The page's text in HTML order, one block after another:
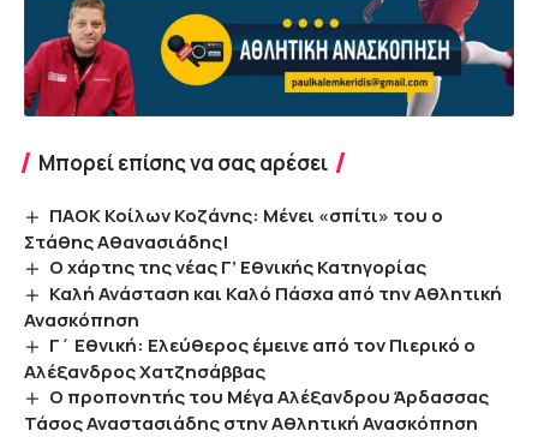
Μπορεί επίσης να σας αρέσει
ΠΑΟΚ Κοίλων Κοζάνης: Μένει «σπίτι» του ο
Στάθης Αθανασιάδης!
Ο χάρτης της νέας Γ’ Εθνικής Κατηγορίας
Καλή Ανάσταση και Καλό Πάσχα από την Αθλητική
Ανασκόπηση
Γ΄ Εθνική: Ελεύθερος έμεινε από τον Πιερικό ο
Αλέξανδρος Χατζησάββας
Ο προπονητής του Μέγα Αλέξανδρου Άρδασσας
Τάσος Αναστασιάδης στην Αθλητική Ανασκόπηση